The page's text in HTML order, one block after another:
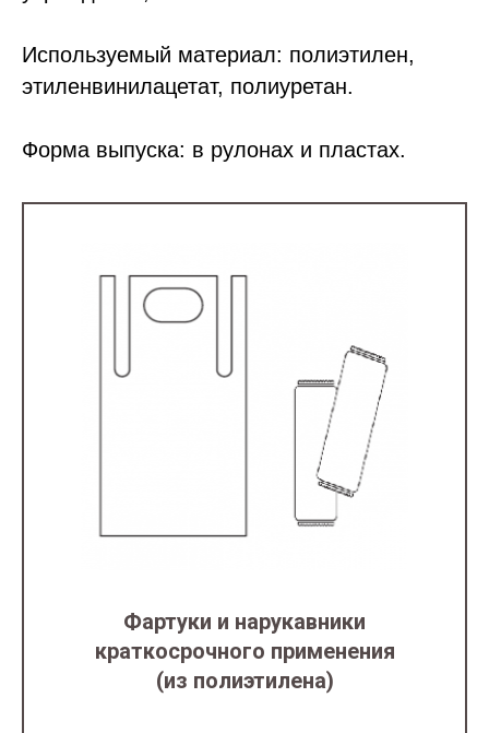
Используемый материал: полиэтилен,
этиленвинилацетат, полиуретан.
Форма выпуска: в рулонах и пластах.
Фартуки и нарукавники
краткосрочного применения
(из полиэтилена)